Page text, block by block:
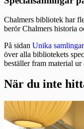
Chalmers bibliotek har
berör Chalmers historia
På sidan Unika
över alla bibliotekets
beställer fram material ur
När du inte